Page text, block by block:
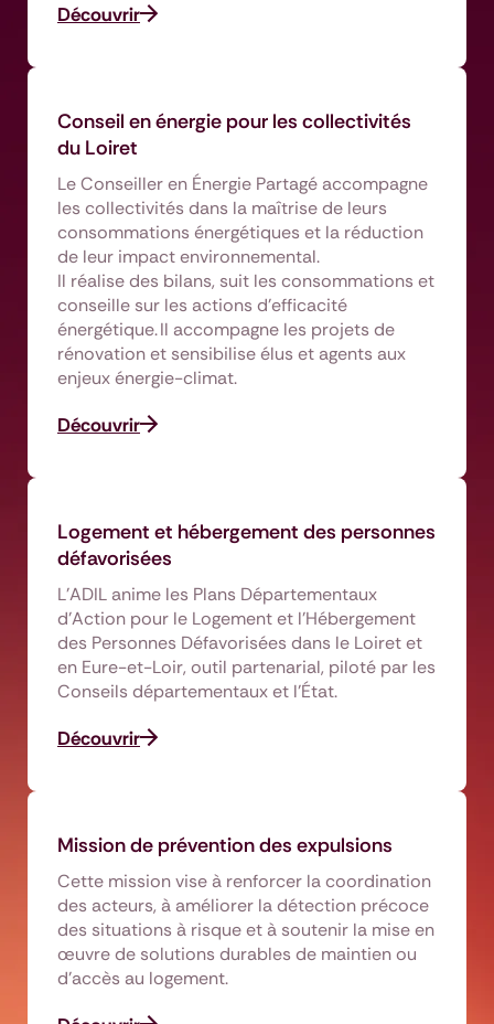
Découvrir
Conseil en énergie pour les collectivités
du Loiret
Le Conseiller en Énergie Partagé accompagne
les collectivités dans la maîtrise de leurs
consommations énergétiques et la réduction
de leur impact environnemental.
Il réalise des bilans, suit les consommations et
conseille sur les actions d’efficacité
énergétique. Il accompagne les projets de
rénovation et sensibilise élus et agents aux
enjeux énergie-climat.
Découvrir
Logement et hébergement des personnes
défavorisées
L’ADIL anime les Plans Départementaux
d’Action pour le Logement et l’Hébergement
des Personnes Défavorisées dans le Loiret et
en Eure-et-Loir, outil partenarial, piloté par les
Conseils départementaux et l’État.
Découvrir
Mission de prévention des expulsions
Cette mission vise à renforcer la coordination
des acteurs, à améliorer la détection précoce
des situations à risque et à soutenir la mise en
œuvre de solutions durables de maintien ou
d’accès au logement.